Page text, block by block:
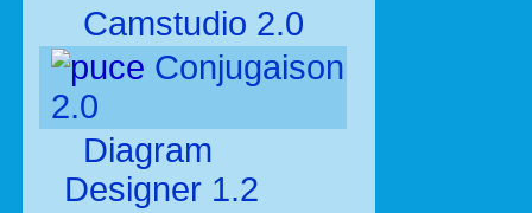
Camstudio 2.0
Conjugaison
2.0
Diagram
Designer 1.2